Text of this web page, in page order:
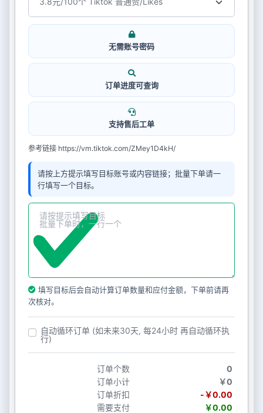
无需账号密码
订单进度可查询
支持售后工单
参考链接 https://vm.tiktok.com/ZMey1D4kH/
请按上方提示填写目标账号或内容链接；批量下单请一
行填写一个目标。
填写目标后会自动计算订单数量和应付金额，下单前请再
次核对。
自动循环订单 (如未来30天, 每24小时 再自动循环执
行)
订单个数
0
订单小计
￥0
订单折扣
-￥0.00
需要支付
￥0.00